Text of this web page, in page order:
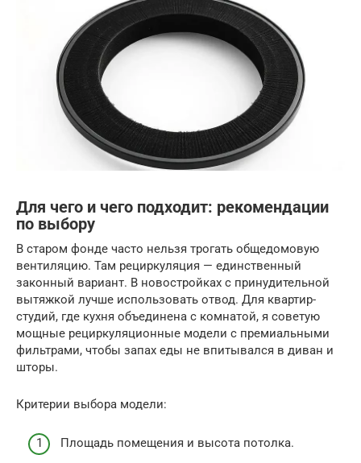
Для чего и чего подходит: рекомендации
по выбору
В старом фонде часто нельзя трогать общедомовую
вентиляцию. Там рециркуляция — единственный
законный вариант. В новостройках с принудительной
вытяжкой лучше использовать отвод. Для квартир-
студий, где кухня объединена с комнатой, я советую
мощные рециркуляционные модели с премиальными
фильтрами, чтобы запах еды не впитывался в диван и
шторы.
Критерии выбора модели:
Площадь помещения и высота потолка.